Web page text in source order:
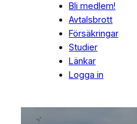
Bli medlem!
Avtalsbrott
Försäkringar
Studier
Länkar
Logga in